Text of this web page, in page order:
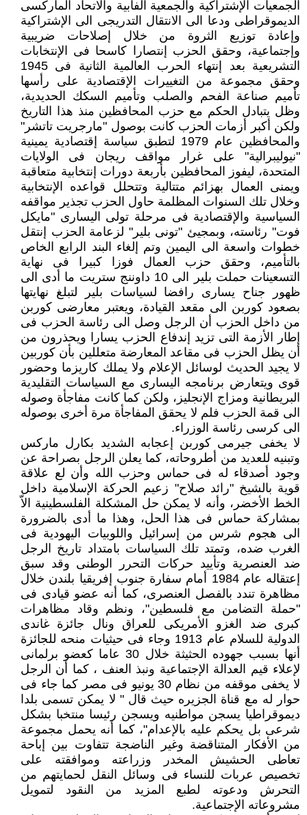
الجمعيات الإشتراكية والجمعية الفابية والاتحاد الماركسى
الديموقراطى ودعا الى الانتقال التدريجى الى الإشتراكية
وإعادة توزيع الثروة من خلال إصلاحات ضريبية
وإجتماعية، وحقق الحزب إنتصارا كاسحا فى الإنتخابات
التشريعية بعد إنتهاء الحرب العالمية الثانية فى 1945
وحقق مجموعة من التغييرات الإقتصادية على رأسها
تأميم صناعة الفحم والصلب وتأميم السكك الحديدية،
وظل يتبادل الحكم مع حزب المحافظين منذ هذا التاريخ
ولكن أكبر أزمات الحزب كانت بوصول "مارجريت تاتشر"
والمحافظين عام 1979 لتطبق سياسة إقتصادية يمينية
"نيوليبرالية" على غرار مواقف ريجان فى الولايات
المتحدة، ليفوز المحافظين بأربعة دورات إنتخابية متعاقبة
ويمنى العمال بهزائم متتالية وتتحلل قواعده الإنتخابية
وخلال تلك السنوات المظلمة حاول الحزب تجذير مواقفه
السياسية والإقتصادية فى مرحلة تولى اليسارى "مايكل
فوت" رئاسته، وبمجيئ "تونى بلير" لزعامة الحزب إنتقل
خطوات واسعة الى اليمين وتم إلغاء البند الرابع الخاص
بالتأميم، وحقق حزب العمال فوزا كبيرا فى نهاية
التسعينات حملت بلير الى 10 داوننج ستريت ما أدى الى
ظهور جناح يسارى رافضا لسياسات بلير لتبلغ نهايتها
بصعود كوربن الى مقعد القيادة، ويعتبر معارضى كوربن
من داخل الحزب أن الرجل وصل الى رئاسة الحزب فى
إطار الأزمة التى تزيد إندفاع الحزب يسارا ويحذرون من
أن يظل الحزب فى مقاعد المعارضة متعللين بأن كوربين
لا يجيد الحديث لوسائل الإعلام ولا يملك كاريزما وحضور
قوى ويتعارض برنامجه اليسارى مع السياسات التقليدية
البريطانية ومزاج الإنجليز، ولكن كما كانت مفاجأة وصوله
الى قمة الحزب فلم لا يحقق المفاجأة مرة أخرى بوصوله
الى كرسى رئاسة الوزراء.
لا يخفى جيرمى كوربن إعجابه الشديد بكارل ماركس
وتبنيه للعديد من أطروحاته، كما يعلن الرجل بصراحة عن
وجود أصدقاء له فى حماس وحزب الله وأن لع علاقة
قوية بالشيخ "رائد صلاح" زعيم الحركة الإسلامية داخل
الخط الأخضر، وأنه لا يمكن حل المشكلة الفلسطينية الاّ
بمشاركة حماس فى هذا الحل، وهذا ما أدى بالضرورة
الى هجوم شرس من إسرائيل واللوبيات اليهودية فى
الغرب ضده، وتمتد تلك السياسات بامتداد تاريخ الرجل
ضد العنصرية وتأييد حركات التحرر الوطنى وقد سبق
إعتقاله عام 1984 أمام سفارة جنوب إفريقيا بلندن خلال
مظاهرة تندد بالفصل العنصرى، كما أنه عضو قيادى فى
"حملة التضامن مع فلسطين"، ونظم وقاد مظاهرات
كبرى ضد الغزو الأمريكى للعراق ونال جائزة غاندى
الدولية للسلام عام 1913 وجاء فى حيثيات منحه للجائزة
أنها بسبب جهوده الحثيثة خلال 30 عاما كعضو برلمانى
لإعلاء قيم العدالة الإجتماعية ونبذ العنف ، كما أن الرجل
لا يخفى موقفه من نظام 30 يونيو فى مصر كما جاء فى
حوار له مع قناة الجزيره حيث قال " لا يمكن تسمى بلدا
ديموقراطيا يسجن مواطنيه ويسجن رئيسا منتخبا بشكل
شرعى بل يحكم عليه بالإعدام"، كما أنه يحمل مجموعة
من الأفكار المتناقضة وغير الناضجة تتفاوت بين إباحة
تعاطى الحشيش المخدر وزراعته وموافقته على
تخصيص عربات للنساء فى وسائل النقل لحمايتهم من
التحرش ودعوته لطبع المزيد من النقود لتمويل
مشروعاته الإجتماعية.